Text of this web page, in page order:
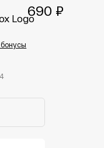
Logo690 ₽